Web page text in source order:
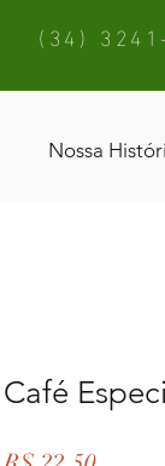
(34)
Nossa
Café